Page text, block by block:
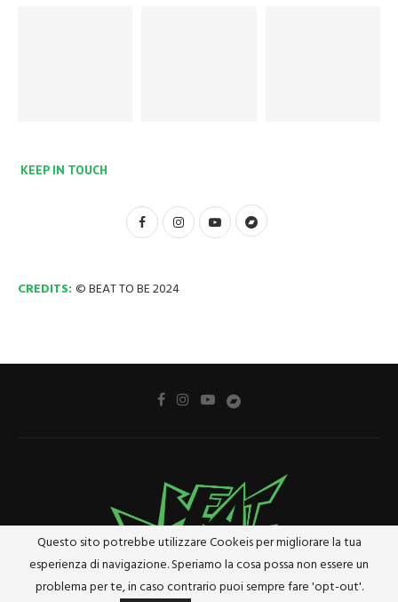
KEEP IN TOUCH
CREDITS: © BEAT TO BE 2024
Questo sito potrebbe utilizzare Cookeis per migliorare la tua
esperienza di navigazione. Speriamo la cosa possa non essere un
problema per te, in caso contrario puoi sempre fare 'opt-out'.